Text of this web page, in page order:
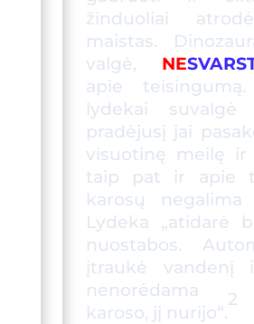
žinduoliai
maistas.
valgė, NES
apie
lydekai suvalgė
pradėjusį jai
visuotinę meilę ir
taip pat ir apie
karosų negalima
Lydeka „atidarė
nuostabos.
A
įtraukė vandenį
nenorėdama
karoso, jį nurijo“.
2